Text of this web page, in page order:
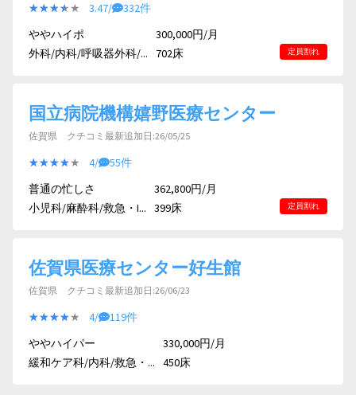
★★★★★
★★★★★ 3.47/
332件
ややハイポ
外科/内科/呼吸器外科/...
300,000円/月
702床
定員割れ
国立病院機構嬉野医療センター
佐賀県 クチコミ最新追加日:26/05/25
★★★★★
★★★★★ 4/
55件
普通の忙しさ
小児科/麻酔科/救急・I...
362,800円/月
399床
定員割れ
佐賀県医療センター好生館
佐賀県 クチコミ最新追加日:26/06/23
★★★★★
★★★★★ 4/
119件
ややハイパー
緩和ケア科/内科/救急・...
330,000円/月
450床